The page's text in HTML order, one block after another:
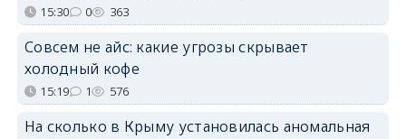
15:30 0 363
Совсем не айс: какие угрозы скрывает
холодный кофе
15:19 1 576
На сколько в Крыму установилась аномальная